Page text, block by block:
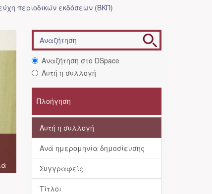
περιοδικών εκδόσεων (ΒΚΠ)
Αναζήτηση στο DSpace
Αυτή η συλλογή
Πλοήγηση
Αυτή η συλλογή
Ανά ημερομηνία δημοσίευσης
Συγγραφείς
Τίτλοι